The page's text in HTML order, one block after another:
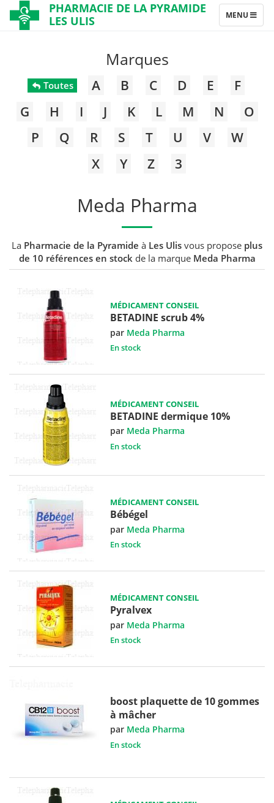
PHARMACIE DE LA PYRAMIDE
LES ULIS
TOGGLE
NAVIGATION
MENU
Marques
Toutes A B C D E
F
G
H I J K L M N
O
P
Q R S T U V
W
X
Y Z 3
Meda Pharma
La Pharmacie de la Pyramide à Les Ulis vous propose plus
de 10 références en stock de la marque Meda Pharma
MÉDICAMENT CONSEIL
BETADINE scrub 4%
par Meda Pharma
En stock
MÉDICAMENT CONSEIL
BETADINE dermique 10%
par Meda Pharma
En stock
MÉDICAMENT CONSEIL
Bébégel
par Meda Pharma
En stock
MÉDICAMENT CONSEIL
Pyralvex
par Meda Pharma
En stock
boost plaquette de 10 gommes
à mâcher
par Meda Pharma
En stock